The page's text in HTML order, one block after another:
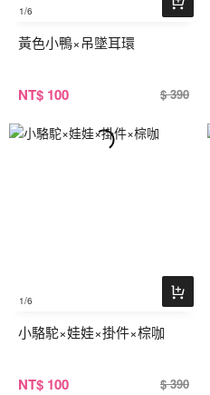
1/6
黃色小鴨×吊墜耳環
NT$ 100 $ 390
1/6
小駱駝×娃娃×掛件×棕咖
NT$ 100 $ 390